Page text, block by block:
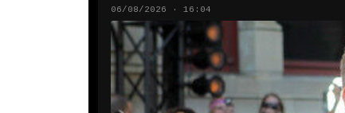
06/08/2026 · 16:04